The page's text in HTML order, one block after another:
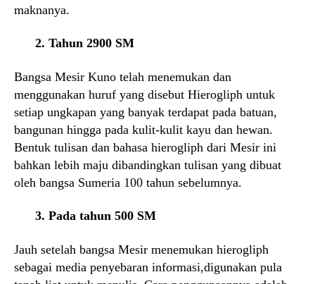
maknanya.
2. Tahun 2900 SM
Bangsa Mesir Kuno telah menemukan dan
menggunakan huruf yang disebut Hierogliph untuk
setiap ungkapan yang banyak terdapat pada batuan,
bangunan hingga pada kulit-kulit kayu dan hewan.
Bentuk tulisan dan bahasa hierogliph dari Mesir ini
bahkan lebih maju dibandingkan tulisan yang dibuat
oleh bangsa Sumeria 100 tahun sebelumnya.
3. Pada tahun 500 SM
Jauh setelah bangsa Mesir menemukan hierogliph
sebagai media penyebaran informasi,digunakan pula